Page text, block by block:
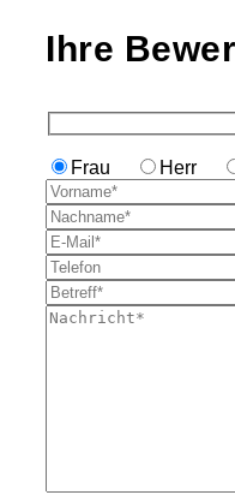
Ihre
Frau Herr